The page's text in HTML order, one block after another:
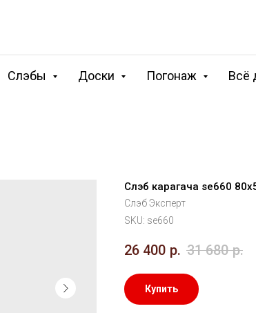
Слэбы Доски Погонаж Всё
Слэб карагача se660
Слэб Эксперт
SKU: se660
26 400 р. 31 680 р.
Купить